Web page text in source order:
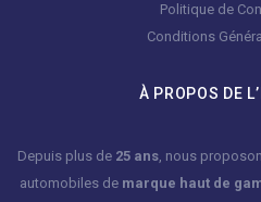
Politique de
Conditions
À PROPOS DE
Depuis plus de 25 ans, nous
automobiles de marque haut de